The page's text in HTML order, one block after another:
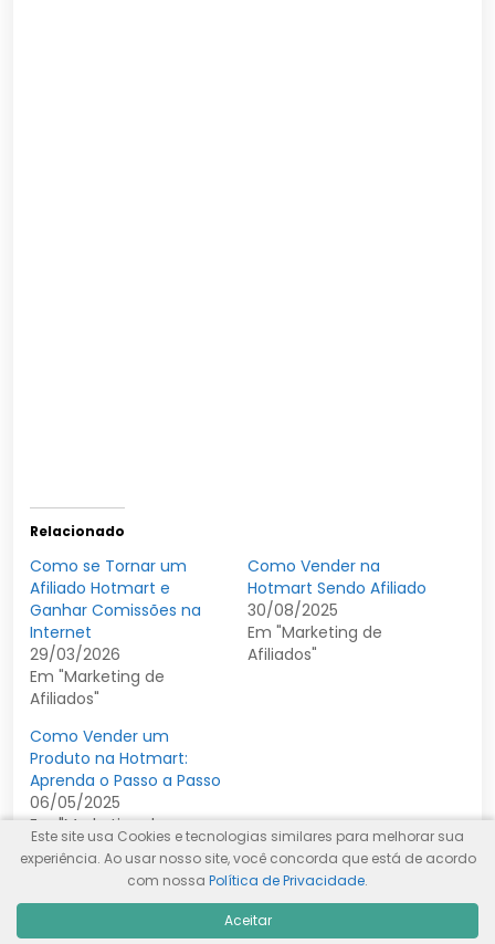
Relacionado
Como se Tornar um
Afiliado Hotmart e
Ganhar Comissões na
Internet
29/03/2026
Em "Marketing de
Afiliados"
Como Vender na
Hotmart Sendo Afiliado
30/08/2025
Em "Marketing de
Afiliados"
Como Vender um
Produto na Hotmart:
Aprenda o Passo a Passo
06/05/2025
Em "Marketing de
Afiliados"
Este site usa Cookies e tecnologias similares para melhorar sua
experiência. Ao usar nosso site, você concorda que está de acordo
com nossa Política de Privacidade.
Aceitar